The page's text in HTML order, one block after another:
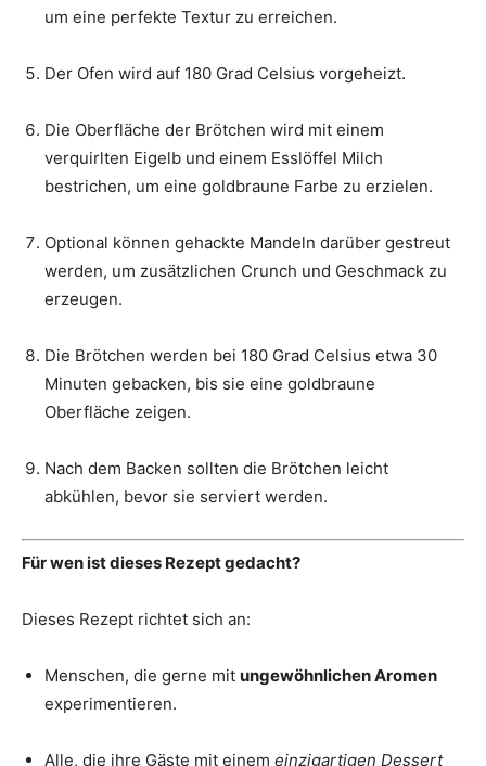
um eine perfekte Textur zu erreichen.
Der Ofen wird auf 180 Grad Celsius vorgeheizt.
Die Oberfläche der Brötchen wird mit einem
verquirlten Eigelb und einem Esslöffel Milch
bestrichen, um eine goldbraune Farbe zu erzielen.
Optional können gehackte Mandeln darüber gestreut
werden, um zusätzlichen Crunch und Geschmack zu
erzeugen.
Die Brötchen werden bei 180 Grad Celsius etwa 30
Minuten gebacken, bis sie eine goldbraune
Oberfläche zeigen.
Nach dem Backen sollten die Brötchen leicht
abkühlen, bevor sie serviert werden.
Für wen ist dieses Rezept gedacht?
Dieses Rezept richtet sich an:
Menschen, die gerne mit ungewöhnlichen Aromen
experimentieren.
Alle, die ihre Gäste mit einem einzigartigen Dessert